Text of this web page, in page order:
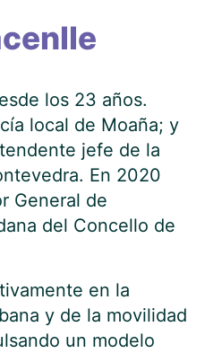
los 23 años.
local de Moaña; y
jefe de la
En 2020
General de
del Concello de
en la
y de la movilidad
un modelo